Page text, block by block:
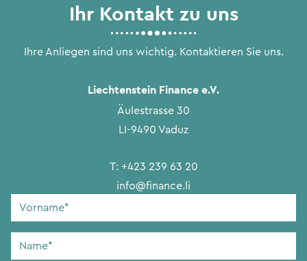
Ihr Kontakt zu uns
Ihre Anliegen sind uns wichtig. Kontaktieren Sie uns.
Liechtenstein Finance e.V.
Äulestrasse 30
LI-9490 Vaduz
T: +423 239 63 20
info@finance.li
Vorname
Name